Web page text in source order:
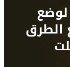
لوضع
الطرق